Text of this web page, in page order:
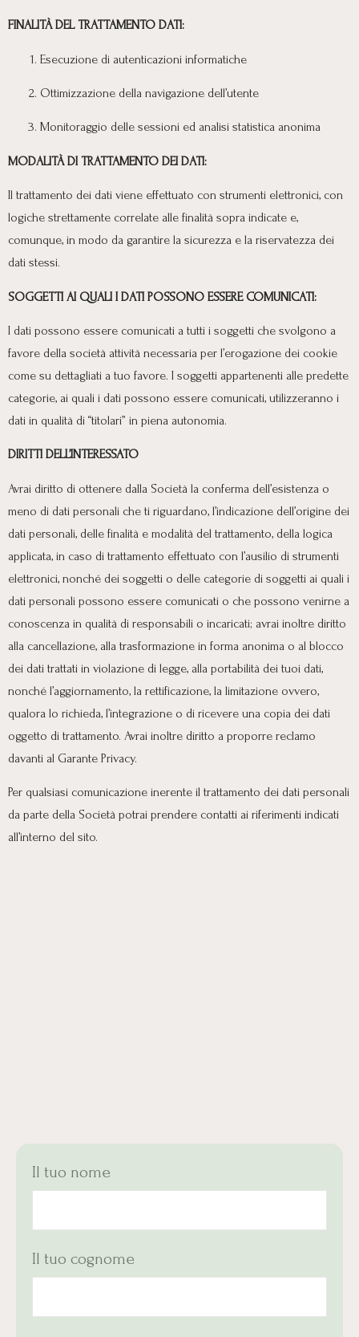
FINALITÀ DEL TRATTAMENTO DATI:
Esecuzione di autenticazioni informatiche
Ottimizzazione della navigazione dell’utente
Monitoraggio delle sessioni ed analisi statistica anonima
MODALITÀ DI TRATTAMENTO DEI DATI:
Il trattamento dei dati viene effettuato con strumenti elettronici, con
logiche strettamente correlate alle finalità sopra indicate e,
comunque, in modo da garantire la sicurezza e la riservatezza dei
dati stessi.
SOGGETTI AI QUALI I DATI POSSONO ESSERE COMUNICATI:
I dati possono essere comunicati a tutti i soggetti che svolgono a
favore della società attività necessaria per l’erogazione dei cookie
come su dettagliati a tuo favore. I soggetti appartenenti alle predette
categorie, ai quali i dati possono essere comunicati, utilizzeranno i
dati in qualità di “titolari” in piena autonomia.
DIRITTI DELL’INTERESSATO
Avrai diritto di ottenere dalla Società la conferma dell’esistenza o
meno di dati personali che ti riguardano, l’indicazione dell’origine dei
dati personali, delle finalità e modalità del trattamento, della logica
applicata, in caso di trattamento effettuato con l’ausilio di strumenti
elettronici, nonché dei soggetti o delle categorie di soggetti ai quali i
dati personali possono essere comunicati o che possono venirne a
conoscenza in qualità di responsabili o incaricati; avrai inoltre diritto
alla cancellazione, alla trasformazione in forma anonima o al blocco
dei dati trattati in violazione di legge, alla portabilità dei tuoi dati,
nonché l’aggiornamento, la rettificazione, la limitazione ovvero,
qualora lo richieda, l’integrazione o di ricevere una copia dei dati
oggetto di trattamento. Avrai inoltre diritto a proporre reclamo
davanti al Garante Privacy.
Per qualsiasi comunicazione inerente il trattamento dei dati personali
da parte della Società potrai prendere contatti ai riferimenti indicati
all’interno del sito.
Il tuo nome
Il tuo cognome